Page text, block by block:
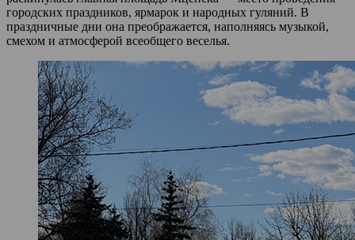
городских праздников, ярмарок и народных гуляний. В
праздничные дни она преображается, наполняясь музыкой,
смехом и атмосферой всеобщего веселья.